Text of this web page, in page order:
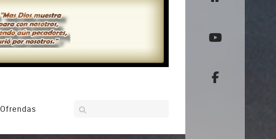
Ofrendas